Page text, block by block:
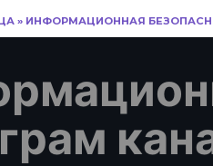
» ИНФОРМАЦИОННАЯ